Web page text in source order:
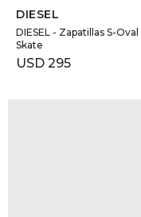
DIESEL
DIESEL - Zapatillas S-Oval
Skate
USD 295